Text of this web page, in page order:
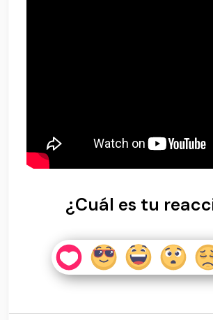
¿Cuál es tu